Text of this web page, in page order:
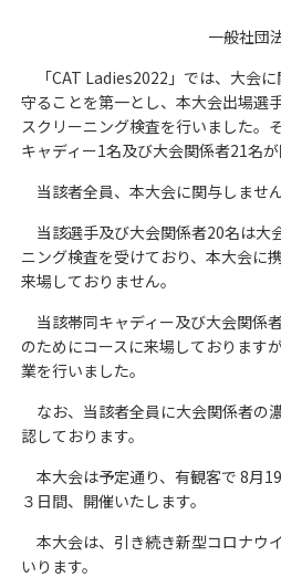
一般社団
「CAT Ladies2022」では、大会
守ることを第一とし、本大会出場選
スクリーニング検査を行いました。
キャディー1名及び大会関係者21名
当該者全員、本大会に関与しません
当該選手及び大会関係者20名は大
ニング検査を受けており、本大会に
来場しておりません。
当該帯同キャディー及び大会関係
のためにコースに来場しております
業を行いました。
なお、当該者全員に大会関係者の
認しております。
本大会は予定通り、有観客で 8月
３日間、開催いたします。
本大会は、引き続き新型コロナウ
いります。